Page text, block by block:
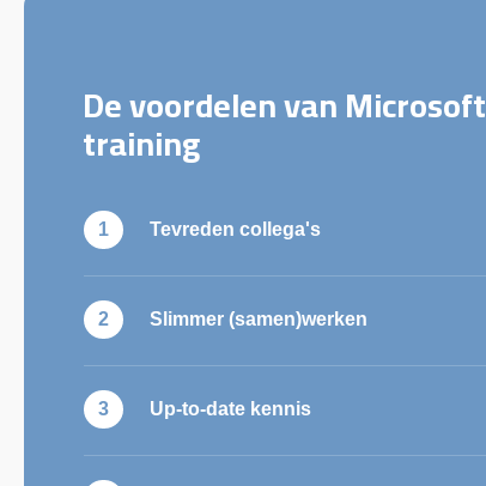
De voordelen van Microsoft
training
Tevreden collega's
Slimmer (samen)werken
Up-to-date kennis